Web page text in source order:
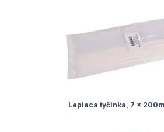
Lepiaca tyčinka, 7 x